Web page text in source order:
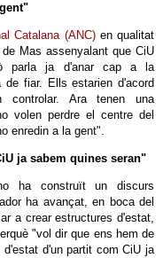
Catalana (ANC)en qualitat
Mas assenyalant que CiU
parla ja d'anar cap a la
fiar. Ells estarien d'acord
controlar. Ara tenen una
volen perdre el centre del
enredin a la gent".
ja sabem quines seran"
ha construït un discurs
ha avançat, en boca del
a crear estructures d'estat,
"vol dir que ens hem de
d'estat d'un partit com CiU ja